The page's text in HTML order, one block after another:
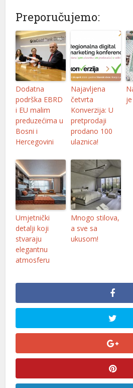
Preporučujemo:
Dodatna
podrška EBRD
i EU malim
preduzećima u
Bosni i
Hercegovini
Najavljena
četvrta
Konverzija: U
pretprodaji
prodano 100
ulaznica!
Umjetnički
detalji koji
stvaraju
elegantnu
atmosferu
Mnogo stilova,
a sve sa
ukusom!